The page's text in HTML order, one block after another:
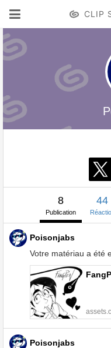
CLIP
8
Publication
44
Poisonjabs
Votre matériau a été
Poisonjabs